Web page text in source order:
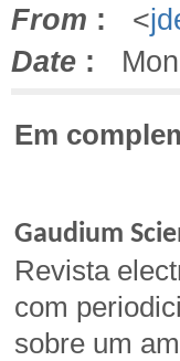
From : <
Date :
Em
Gaudium
Revista
com
sobre um